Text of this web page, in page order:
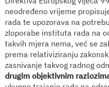
neodređeno vrijeme
rada te upozorava na
zloporabe instituta rada na
takvih mjera nema, već se
prema relativiziranju
zasnivanje takvog radnog
drugim objektivnim